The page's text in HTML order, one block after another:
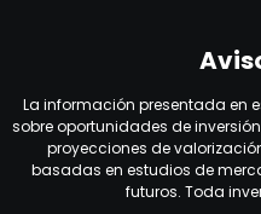
La información presentada en
sobre oportunidades de
proyecciones de
basadas en estudios de
futuros. Toda